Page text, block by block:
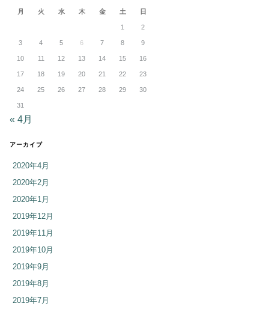
月 火 水 木 金 土 日
1 2
3 4 5 6 7 8 9
10 11 12 13 14 15 16
17 18 19 20 21 22 23
24 25 26 27 28 29 30
31
« 4月
アーカイブ
2020年4月
2020年2月
2020年1月
2019年12月
2019年11月
2019年10月
2019年9月
2019年8月
2019年7月